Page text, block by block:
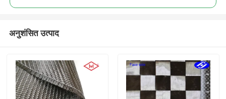
अनुशंसित उत्पाद